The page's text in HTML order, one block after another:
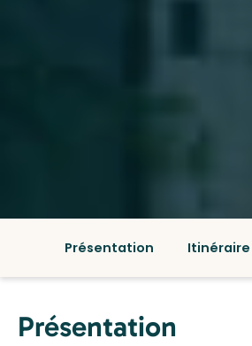
Présentation Itinéraire
Présentation